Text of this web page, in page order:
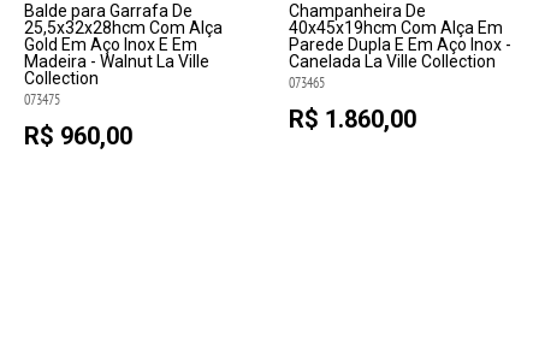
Balde para Garrafa De
25,5x32x28hcm Com Alça
Gold Em Aço Inox E Em
Madeira - Walnut La Ville
Collection
073475
R$ 960,00
Champanheira De
40x45x19hcm Com Alça Em
Parede Dupla E Em Aço Inox -
Canelada La Ville Collection
073465
R$ 1.860,00